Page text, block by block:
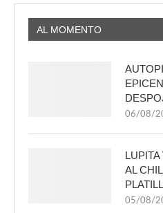
AL MOMENTO
06/08/
AL
05/08/